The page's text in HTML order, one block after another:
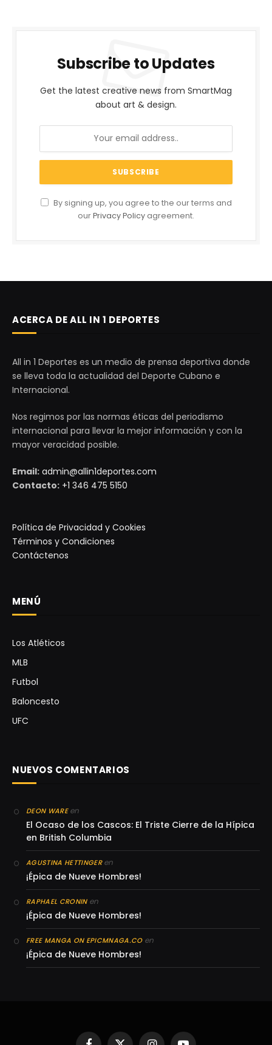
Subscribe to Updates
Get the latest creative news from SmartMag
about art & design.
By signing up, you agree to the our terms and
ourPrivacy Policy agreement.
ACERCA DE ALL IN 1 DEPORTES
All in 1 Deportes es un medio de prensa deportiva donde
se lleva toda la actualidad del Deporte Cubano e
Internacional.
Nos regimos por las normas éticas del periodismo
internacional para llevar la mejor información y con la
mayor veracidad posible.
Email: admin@allin1deportes.com
Contacto: +1 346 475 5150
Política de Privacidad y Cookies
Términos y Condiciones
Contáctenos
MENÚ
Los Atléticos
MLB
Futbol
Baloncesto
UFC
NUEVOS COMENTARIOS
DEON WAREen
El Ocaso de los Cascos: El Triste Cierre de la Hípica
en British Columbia
AGUSTINA HETTINGERen
¡Épica de Nueve Hombres!
RAPHAEL CRONINen
¡Épica de Nueve Hombres!
FREE MANGA ON EPICMNAGA.COen
¡Épica de Nueve Hombres!